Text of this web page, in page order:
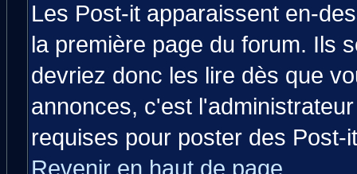
Les Post-it apparaissent en-
la première page du forum. Ils
devriez donc les lire dès que
annonces, c'est
requises pour poster des Post-
Revenir en haut de page